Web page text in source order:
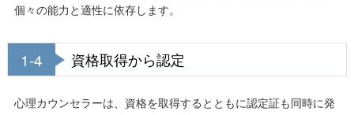
個々の能力と適性に依存します。
1-4 資格取得から認定
心理カウンセラーは、資格を取得するとともに認定証も同時に発